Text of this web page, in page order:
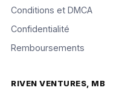
Conditions et DMCA
Confidentialité
Remboursements
RIVEN VENTURES, MB